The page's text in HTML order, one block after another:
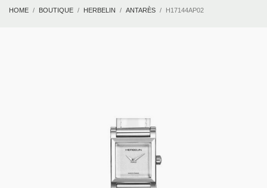
HOME BOUTIQUE HERBELIN ANTARÈS H17144AP02